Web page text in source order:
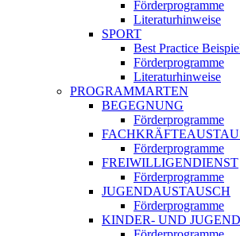
Förderprogramme
Literaturhinweise
SPORT
Best Practice
Förderprogramme
Literaturhinweise
PROGRAMMARTEN
BEGEGNUNG
Förderprogramme
Förderprogramme
FREIWILLIGENDIENST
Förderprogramme
JUGENDAUSTAUSCH
Förderprogramme
KINDER- UND